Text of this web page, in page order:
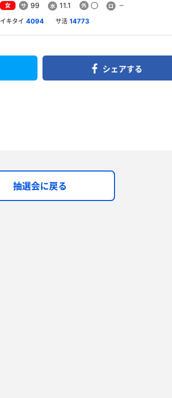
女
99 11.1
イキタイ 4094 サ活 14773
シェアする
抽選会に戻る